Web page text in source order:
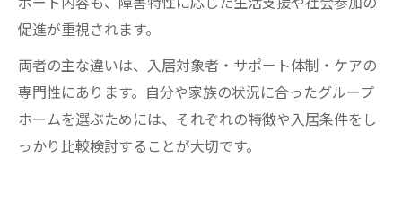
促進が重視されます。
両者の主な違いは、入居対象者・サポート体制・ケアの
専門性にあります。自分や家族の状況に合ったグループ
ホームを選ぶためには、それぞれの特徴や入居条件をし
っかり比較検討することが大切です。